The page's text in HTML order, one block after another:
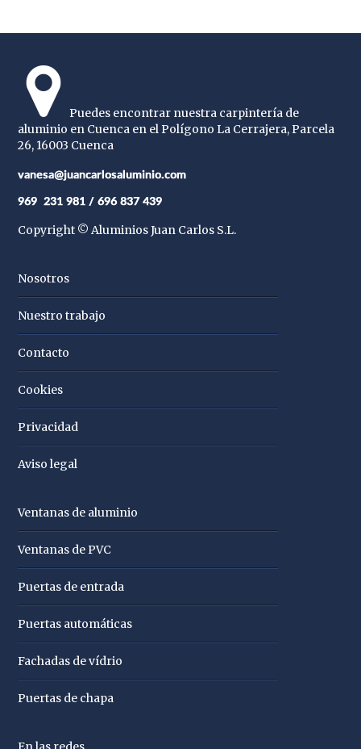
Puedes encontrar nuestra carpintería de
aluminio en Cuenca en el Polígono La Cerrajera, Parcela
26, 16003 Cuenca
Copyright © Aluminios Juan Carlos S.L.
Nosotros
Nuestro trabajo
Contacto
Cookies
Privacidad
Aviso legal
Ventanas de aluminio
Ventanas de PVC
Puertas de entrada
Puertas automáticas
Fachadas de vídrio
Puertas de chapa